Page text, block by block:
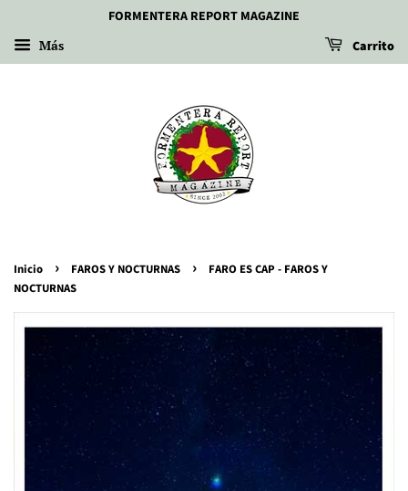
FORMENTERA REPORT MAGAZINE
Más Carrito
Inicio › FAROS Y NOCTURNAS ›
FARO ES CAP - FAROS Y
NOCTURNAS